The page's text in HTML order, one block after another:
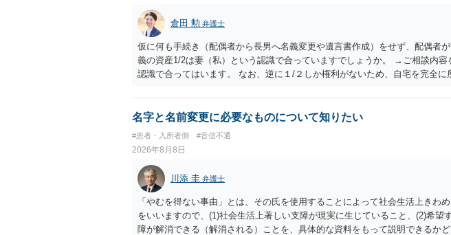
倉田 勲 弁護士
仮に何も手続き（配偶者から長男へ名義変更や遺言書作成）をせず、配偶者
義の資産1/2は妻（私）という認識で合っていますでしょうか。 →ご相談内容
認識で合ってはいます。 なお、逆に１/２しか権利がないため、自宅を完全に
名字と名前変更に必要なものについて知りたい
#患者・入所者側 #音信不通
2026年8月8日
川添 圭 弁護士
「やむを得ない事由」とは、その氏を使用することによって社会生活上きわ
をいいますので、(1)社会生活上著しい支障が現実に生じていること、(2)希望
障が解消できる（解消される）ことを、具体的な資料をもって説明できるか